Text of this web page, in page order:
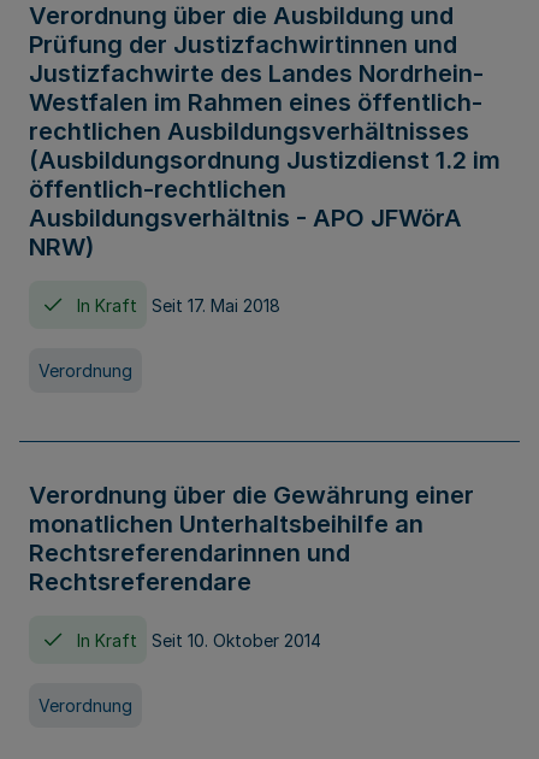
Verordnung über die Ausbildung und
Prüfung der Justizfachwirtinnen und
Justizfachwirte des Landes Nordrhein-
Westfalen im Rahmen eines öffentlich-
rechtlichen Ausbildungsverhältnisses
(Ausbildungsordnung Justizdienst 1.2 im
öffentlich-rechtlichen
Ausbildungsverhältnis - APO JFWörA
NRW)
In Kraft Seit 17. Mai 2018
Verordnung
Verordnung über die Gewährung einer
monatlichen Unterhaltsbeihilfe an
Rechtsreferendarinnen und
Rechtsreferendare
In Kraft Seit 10. Oktober 2014
Verordnung